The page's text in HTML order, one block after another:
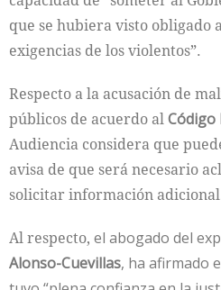
que se hubiera visto obligado
exigencias de los violentos”.
Respecto a la acusación de
públicos de acuerdo alCódigo
Audiencia considera que
avisa de que será necesario
solicitar información
Al respecto, el abogado del
Alonso-Cuevillas, ha afirmado